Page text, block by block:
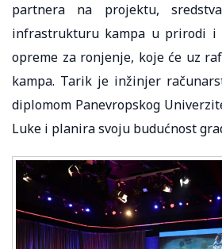
partnera na projektu,
infrastrukturu kampa u prirodi i
opreme za ronjenje, koje će uz
kampa. Tarik je inžinjer
diplomom Panevropskog
Luke i planira svoju budućnost